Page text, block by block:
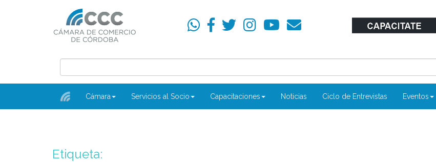
Cámara Servicios al Socio Capacitaciones Noticias Ciclo de Entrevistas Eventos
Etiqueta: